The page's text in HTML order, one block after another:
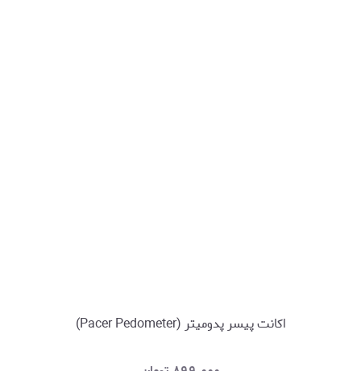
اکانت پیسر پدومیتر (Pacer Pedometer)